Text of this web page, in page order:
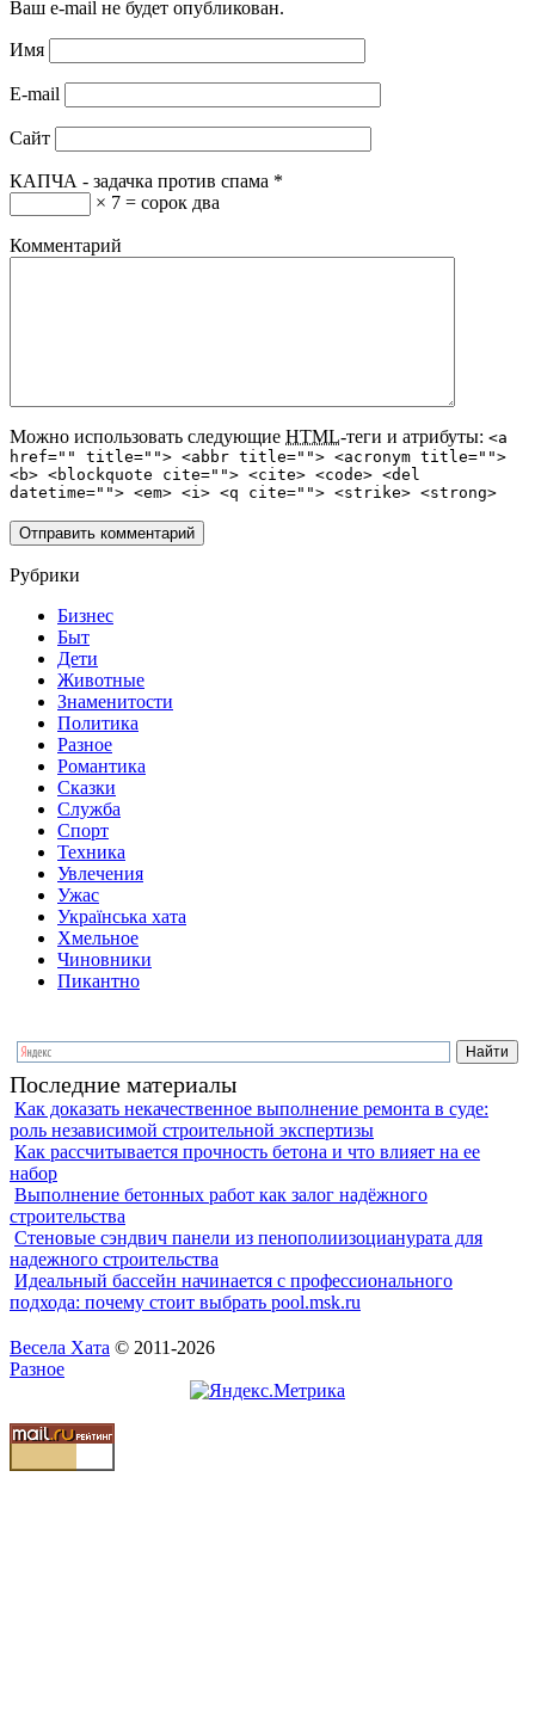
Ваш e-mail не будет опубликован.
Имя
E-mail
Сайт
КАПЧА - задачка против спама *
× 7 = сорок два
Комментарий
Можно использовать следующие HTML-теги и атрибуты: <a
href="" title=""> <abbr title=""> <acronym title="">
<b> <blockquote cite=""> <cite> <code> <del
datetime=""> <em> <i> <q cite=""> <strike> <strong>
Рубрики
Бизнес
Быт
Дети
Животные
Знаменитости
Политика
Разное
Романтика
Сказки
Служба
Спорт
Техника
Увлечения
Ужас
Українська хата
Хмельное
Чиновники
Пикантно
Последние материалы
Как доказать некачественное выполнение ремонта в суде:
роль независимой строительной экспертизы
Как рассчитывается прочность бетона и что влияет на ее
набор
Выполнение бетонных работ как залог надёжного
строительства
Стеновые сэндвич панели из пенополиизоцианурата для
надежного строительства
Идеальный бассейн начинается с профессионального
подхода: почему стоит выбрать pool.msk.ru
Весела Хата © 2011-2026
Разное